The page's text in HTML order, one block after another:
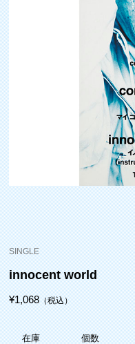
SINGLE
innocent world
¥1,068（税込）
在庫 個数